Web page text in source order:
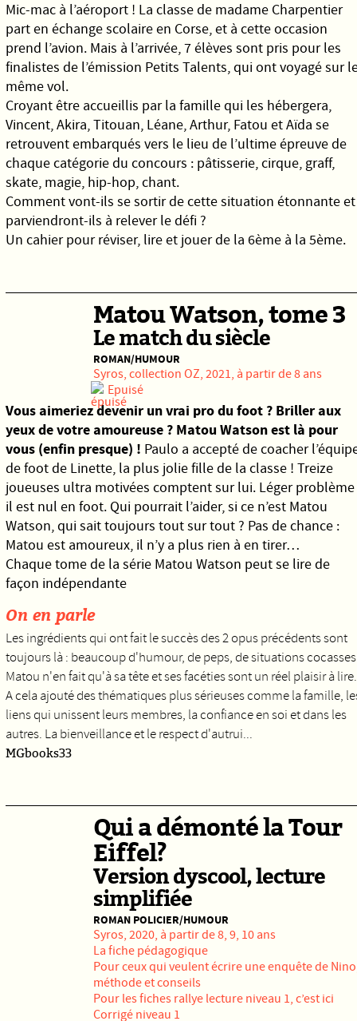
Mic-mac à l’aéroport ! La classe de madame Charpentier
part en échange scolaire en Corse, et à cette occasion
prend l’avion. Mais à l’arrivée, 7 élèves sont pris pour les
finalistes de l’émission Petits Talents, qui ont voyagé sur
même vol.
Croyant être accueillis par la famille qui les hébergera,
Vincent, Akira, Titouan, Léane, Arthur, Fatou et Aïda se
retrouvent embarqués vers le lieu de l’ultime épreuve de
chaque catégorie du concours : pâtisserie, cirque, graff,
skate, magie, hip-hop, chant.
Comment vont-ils se sortir de cette situation étonnante et
parviendront-ils à relever le défi ?
Un cahier pour réviser, lire et jouer de la 6ème à la 5ème.
Matou Watson, tome 3
Le match du siècle
ROMAN/HUMOUR
Syros, collection OZ, 2021, à partir de 8 ans
Epuisé
Vous aimeriez devenir un vrai pro du foot ? Briller aux
yeux de votre amoureuse ? Matou Watson est là pour
vous (enfin presque) ! Paulo a accepté de coacher
de foot de Linette, la plus jolie fille de la classe ! Treize
joueuses ultra motivées comptent sur lui. Léger problème
il est nul en foot. Qui pourrait l’aider, si ce n’est Matou
Watson, qui sait toujours tout sur tout ? Pas de chance :
Matou est amoureux, il n’y a plus rien à en tirer…
Chaque tome de la série Matou Watson peut se lire de
façon indépendante
On en parle
Les ingrédients qui ont fait le succès des 2 opus précédents sont
toujours là : beaucoup d'humour, de peps, de situations
Matou n'en fait qu'à sa tête et ses facéties sont un réel plaisir à lire.
A cela ajouté des thématiques plus sérieuses comme la famille,
liens qui unissent leurs membres, la confiance en soi et dans les
autres. La bienveillance et le respect d'autrui...
MGbooks33
Qui a démonté la Tour
Eiffel?
Version dyscool, lecture
simplifiée
ROMAN POLICIER/HUMOUR
Syros, 2020, à partir de 8, 9, 10 ans
La fiche pédagogique
Pour ceux qui veulent écrire une enquête de
méthode et conseils
Pour les fiches rallye lecture niveau 1, c’est ici
Corrigé niveau 1